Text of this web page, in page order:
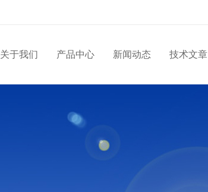
关于我们 产品中心 新闻动态 技术文章